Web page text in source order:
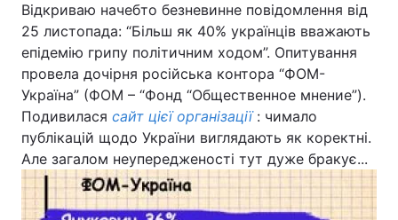
Відкриваю начебто безневинне повідомлення від
25 листопада: “Більш як 40% українців вважають
епідемію грипу політичним ходом”. Опитування
провела дочірня російська контора “ФОМ-
Україна” (ФОМ – “Фонд “Общественное мнение”).
Подивилася сайт цієї організації: чимало
публікацій щодо України виглядають як коректні.
Але загалом неупередженості тут дуже бракує...